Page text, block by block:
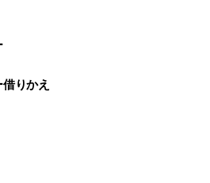
りかえ